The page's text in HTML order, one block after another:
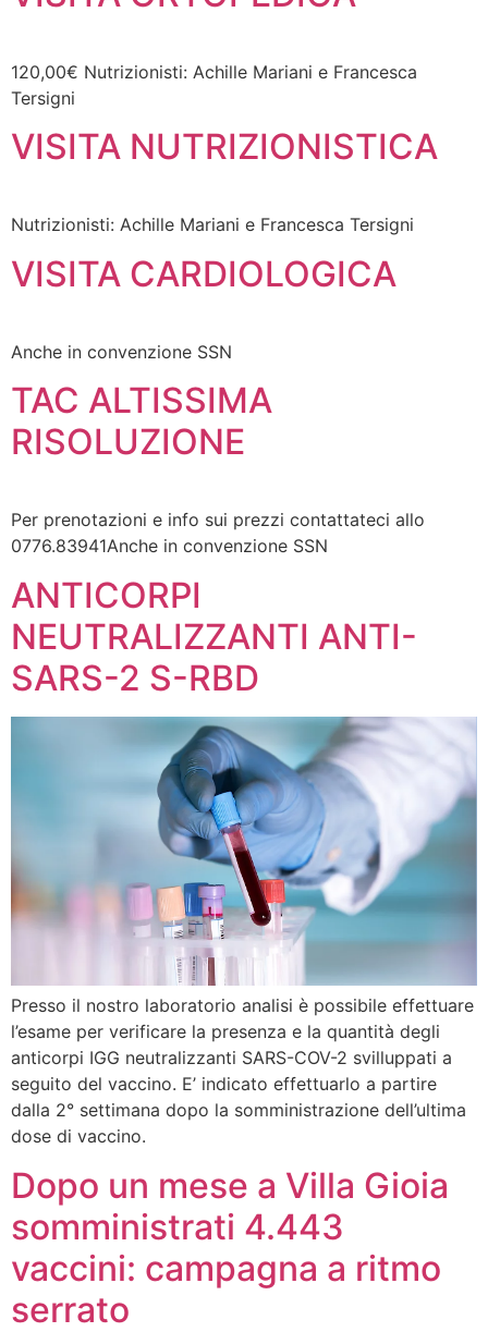
120,00€ Nutrizionisti: Achille Mariani e Francesca
Tersigni
VISITA NUTRIZIONISTICA
Nutrizionisti: Achille Mariani e Francesca Tersigni
VISITA CARDIOLOGICA
Anche in convenzione SSN
TAC ALTISSIMA
RISOLUZIONE
Per prenotazioni e info sui prezzi contattateci allo
0776.83941Anche in convenzione SSN
ANTICORPI
NEUTRALIZZANTI ANTI-
SARS-2 S-RBD
Presso il nostro laboratorio analisi è possibile effettuare
l’esame per verificare la presenza e la quantità degli
anticorpi IGG neutralizzanti SARS-COV-2 svilluppati a
seguito del vaccino. E’ indicato effettuarlo a partire
dalla 2° settimana dopo la somministrazione dell’ultima
dose di vaccino.
Dopo un mese a Villa Gioia
somministrati 4.443
vaccini: campagna a ritmo
serrato